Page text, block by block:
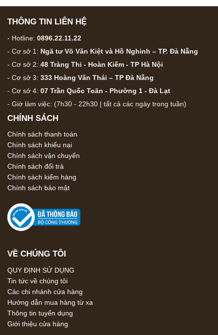
THÔNG TIN LIÊN HỆ
- Hotline: 0896.22.11.22
- Cơ sở 1: Ngã tư Võ Văn Kiệt và Hồ Nghinh – TP. Đà Nẵng
- Cơ sở 2: 48 Tràng Thi - Hoàn Kiếm - TP Hà Nội
- Cơ sở 3: 333 Hoàng Văn Thái – TP Đà Nẵng
- Cơ sở 4: 07 Trần Quốc Toãn - Phường 1 - Đà Lạt
- Giờ làm việc: (7h30 - 22h30 | tất cả các ngày trong tuần)
CHÍNH SÁCH
Chính sách thanh toán
Chính sách khiếu nại
Chính sách vận chuyển
Chính sách đổi trả
Chính sách kiểm hàng
Chính sách bảo mật
VỀ CHÚNG TÔI
QUY ĐỊNH SỬ DỤNG
Tin tức về chúng tôi
Các chi nhánh cửa hàng
Hướng dẫn mua hàng từ xa
Thông tin tuyển dụng
Giới thiệu cửa hàng